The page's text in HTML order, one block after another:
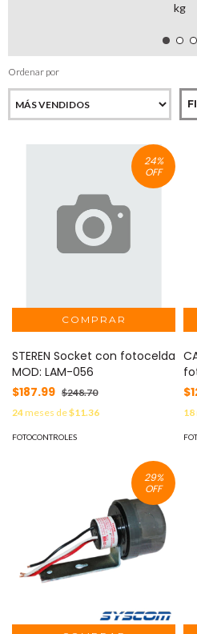
kg
Ordenar por
24%
OFF
STEREN Socket con fotocelda
MOD: LAM-056
$187.99 $248.70
24meses de$11.36
FOTOCONTROLES
18
29%
OFF